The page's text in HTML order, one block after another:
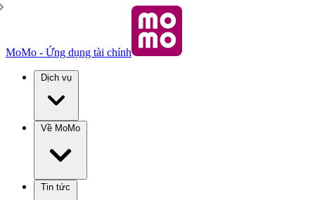
MoMo - Ứng dụng tài chính
Dịch vụ
Về MoMo
Tin tức